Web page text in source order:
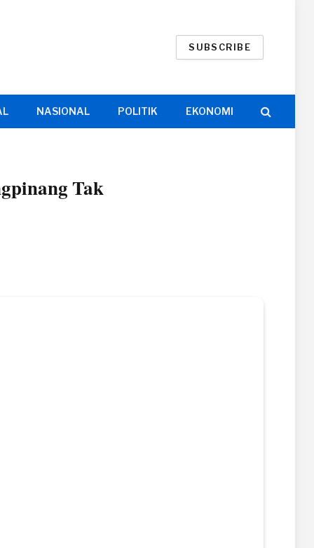
SUBSCRIBE
NASIONAL POLITIK EKONOMI
Tak